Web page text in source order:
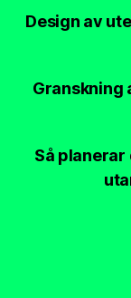
Design av
Granskning
Så